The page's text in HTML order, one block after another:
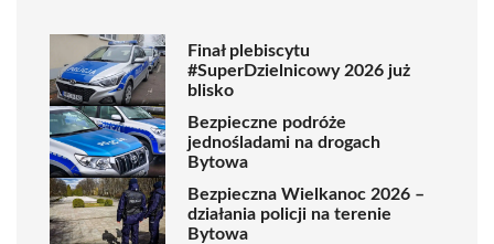
Finał plebiscytu
#SuperDzielnicowy 2026 już
blisko
Bezpieczne podróże
jednośladami na drogach
Bytowa
Bezpieczna Wielkanoc 2026 –
działania policji na terenie
Bytowa